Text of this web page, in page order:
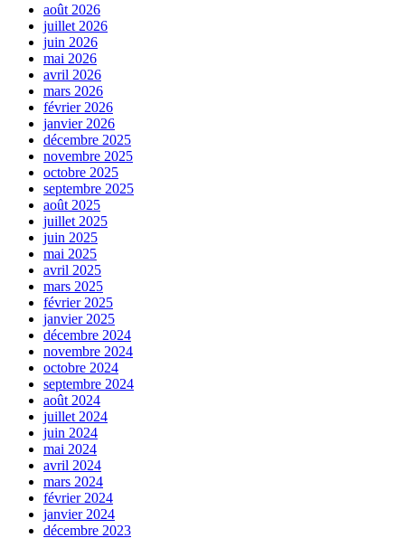
août 2026
juillet 2026
juin 2026
mai 2026
avril 2026
mars 2026
février 2026
janvier 2026
décembre 2025
novembre 2025
octobre 2025
septembre 2025
août 2025
juillet 2025
juin 2025
mai 2025
avril 2025
mars 2025
février 2025
janvier 2025
décembre 2024
novembre 2024
octobre 2024
septembre 2024
août 2024
juillet 2024
juin 2024
mai 2024
avril 2024
mars 2024
février 2024
janvier 2024
décembre 2023